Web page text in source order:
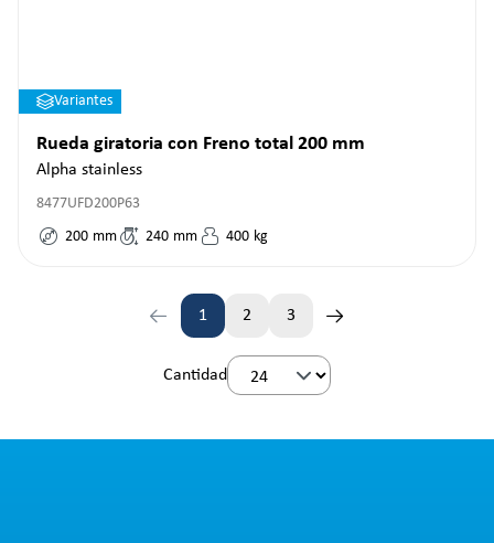
Variantes
Rueda giratoria con Freno total 200 mm
Alpha stainless
8477UFD200P63
200 mm 240 mm 400 kg
Página
1 2
Página
3
Cantidad